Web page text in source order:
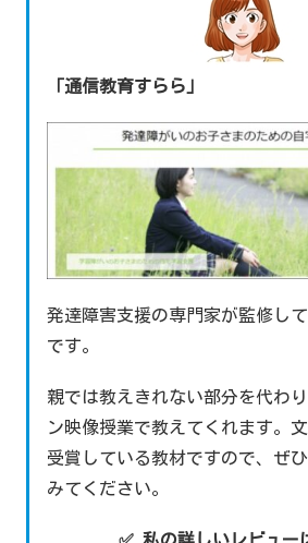
「通信教育すらら」
発達障害支援の専門家が監修し
です。
親では教えきれない部分を代わ
ン映像授業で教えてくれます。
受賞している教材ですので、ぜ
みてください。